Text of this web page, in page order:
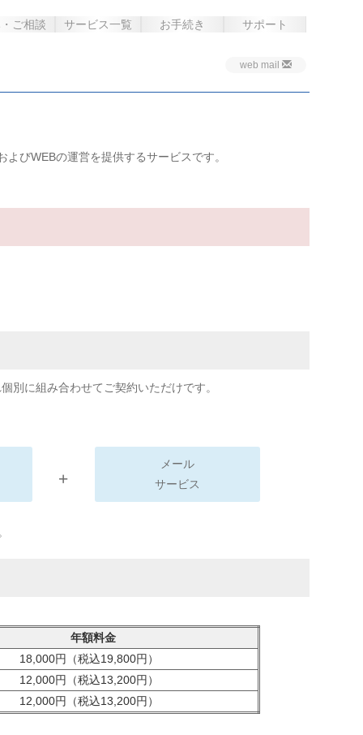
ご相談 サービス一覧 お手続き サポート
web mail
びWEBの運営を提供するサービスです。
別に組み合わせてご契約いただけです。
+
メール
サービス
年額料金
18,000円（税込19,800円）
12,000円（税込13,200円）
12,000円（税込13,200円）